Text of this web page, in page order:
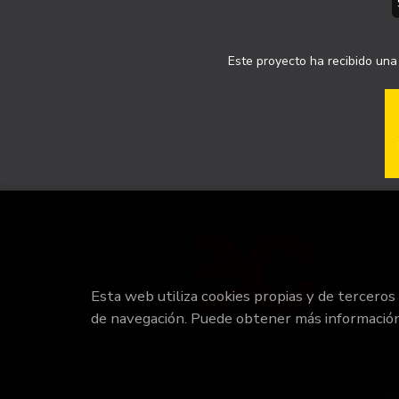
Este proyecto ha recibido
Esta web utiliza cookies propias y de
de navegación. Puede obtener más